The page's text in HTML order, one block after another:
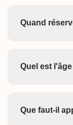
Quand
Quel est
Que faut-il